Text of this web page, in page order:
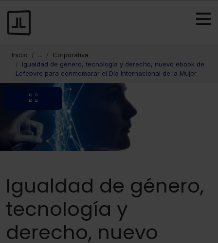
Inicio ...
Corporativa
Igualdad de género, tecnología y derecho, nuevo ebook de
Lefebvre para conmemorar el Día Internacional de la Mujer
Igualdad de género,
tecnología y
derecho, nuevo